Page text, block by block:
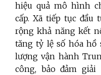
hiệu quả mô hình
cấp. Xã tiếp tục đầu
rộng khả năng kết
tăng tỷ lệ số hóa hồ
lượng vận hành
công, bảo đảm